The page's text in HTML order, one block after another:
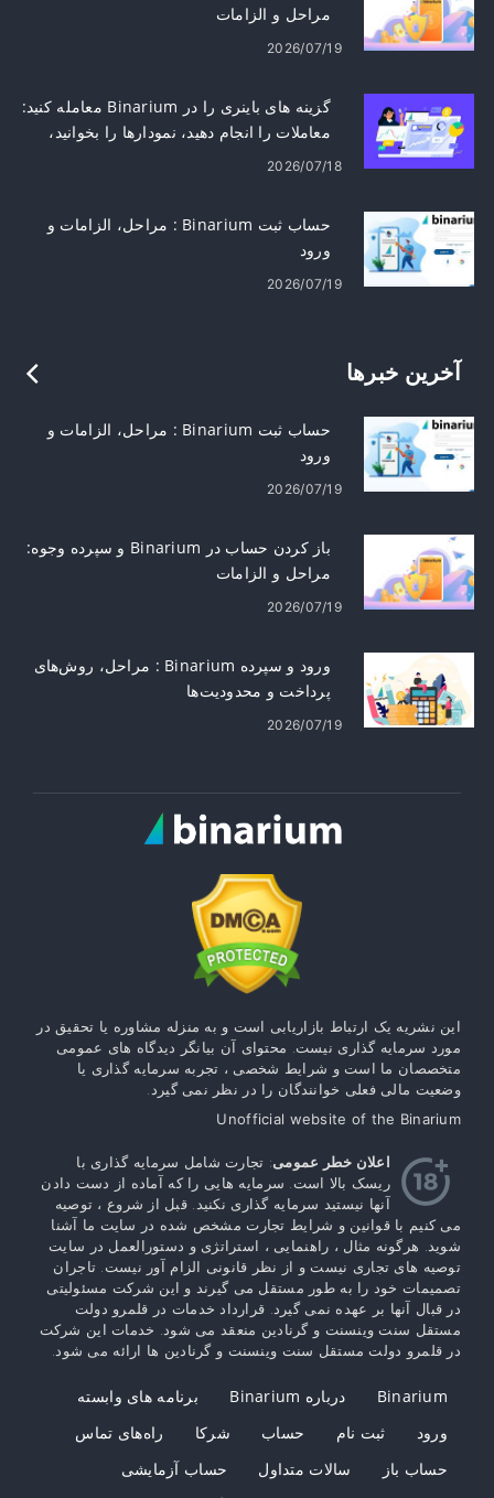
مراحل و الزامات
2026/07/19
گزینه های باینری را در Binarium معامله کنید:
معاملات را انجام دهید، نمودارها را بخوانید،
ریسک را مدیریت کنید
2026/07/18
حساب ثبت Binarium : مراحل، الزامات و
ورود
2026/07/19
آخرین خبرها
حساب ثبت Binarium : مراحل، الزامات و
ورود
2026/07/19
باز کردن حساب در Binarium و سپرده وجوه:
مراحل و الزامات
2026/07/19
ورود و سپرده Binarium : مراحل، روش‌های
پرداخت و محدودیت‌ها
2026/07/19
این نشریه یک ارتباط بازاریابی است و به منزله مشاوره یا تحقیق در
مورد سرمایه گذاری نیست. محتوای آن بیانگر دیدگاه های عمومی
متخصصان ما است و شرایط شخصی ، تجربه سرمایه گذاری یا
وضعیت مالی فعلی خوانندگان را در نظر نمی گیرد.
Unofficial website of the Binarium
اعلان خطر عمومی: تجارت شامل سرمایه گذاری با
ریسک بالا است. سرمایه هایی را که آماده از دست دادن
آنها نیستید سرمایه گذاری نکنید. قبل از شروع ، توصیه
می کنیم با قوانین و شرایط تجارت مشخص شده در سایت ما آشنا
شوید. هرگونه مثال ، راهنمایی ، استراتژی و دستورالعمل در سایت
توصیه های تجاری نیست و از نظر قانونی الزام آور نیست. تاجران
تصمیمات خود را به طور مستقل می گیرند و این شرکت مسئولیتی
در قبال آنها بر عهده نمی گیرد. قرارداد خدمات در قلمرو دولت
مستقل سنت وینسنت و گرنادین منعقد می شود. خدمات این شرکت
در قلمرو دولت مستقل سنت وینسنت و گرنادین ها ارائه می شود.
Binarium درباره Binarium
برنامه های وابسته
ورود
ثبت نام حساب شرکا
راه‌های تماس
حساب باز
سالات متداول
حساب آزمایشی